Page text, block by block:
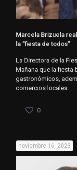
Marcela Brizuela
la “fiesta de todos”
La Directora de la
Mañana que la fiesta
gastronómicos,
comercios locales.
0
noviembre 16, 2023